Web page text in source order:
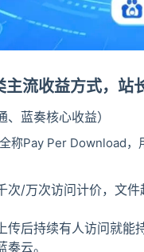
流收益方式，站
蓝奏核心收益）
称Pay Per Download
次/万次访问计价，文
传后持续有人访问就能
云。